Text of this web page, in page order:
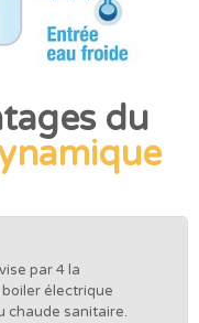
du
par 4 la
électrique
chaude sanitaire.